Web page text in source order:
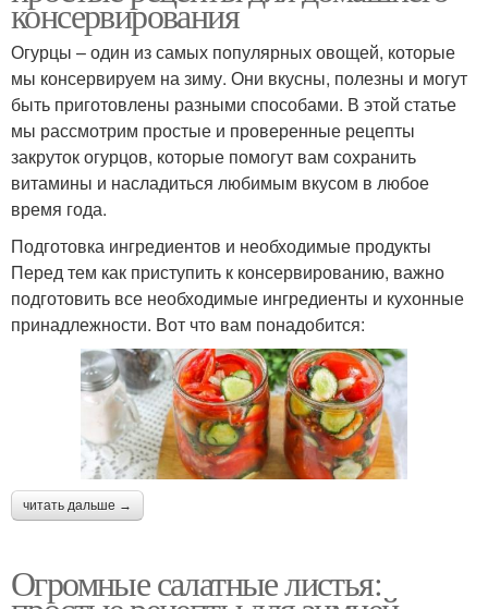
консервирования
Огурцы – один из самых популярных овощей, которые
мы консервируем на зиму. Они вкусны, полезны и могут
быть приготовлены разными способами. В этой статье
мы рассмотрим простые и проверенные рецепты
закруток огурцов, которые помогут вам сохранить
витамины и насладиться любимым вкусом в любое
время года.
Подготовка ингредиентов и необходимые продукты
Перед тем как приступить к консервированию, важно
подготовить все необходимые ингредиенты и кухонные
принадлежности. Вот что вам понадобится:
читать дальше →
Огромные салатные листья: